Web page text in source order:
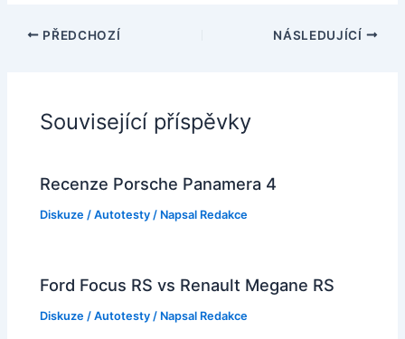
PŘEDCHOZÍ NÁSLEDUJÍCÍ
Související příspěvky
Recenze Porsche Panamera 4
Diskuze /Autotesty / Napsal Redakce
Ford Focus RS vs Renault Megane RS
Diskuze /Autotesty / Napsal Redakce